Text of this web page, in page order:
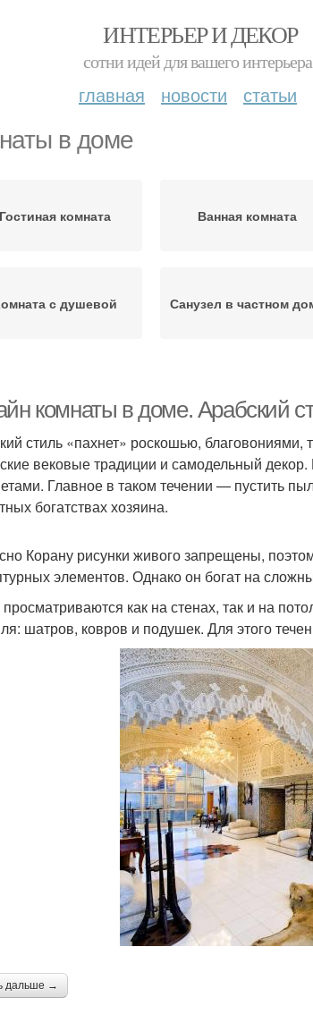
ИНТЕРЬЕР И ДЕКОР
сотни идей для вашего
главная новости статьи
в доме
Гостиная комната Ванная комната
с душевой Санузел в частном
комнате
комнаты в доме. Арабский
стиль «пахнет» роскошью,
вековые традиции и самодельный
Главное в таком течении — пустить
богатствах хозяина.
Корану рисунки живого запрещены,
элементов. Однако он богат на
как на стенах, так и на
шатров, ковров и подушек. Для этого
дальше →